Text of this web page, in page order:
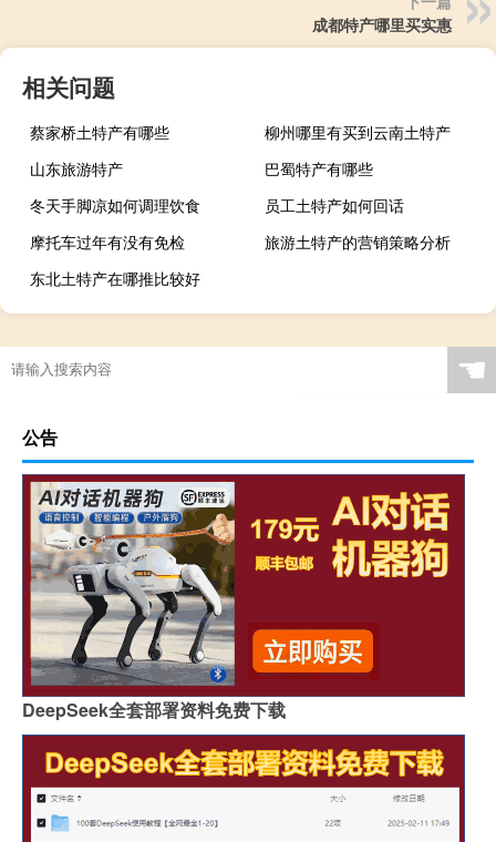
成都特产哪里买实惠
相关问题
蔡家桥土特产有哪些
柳州哪里有买到云南土特产
山东旅游特产
巴蜀特产有哪些
冬天手脚凉如何调理饮食
员工土特产如何回话
摩托车过年有没有免检
旅游土特产的营销策略分析
东北土特产在哪推比较好
☚
公告
DeepSeek全套部署资料免费下载